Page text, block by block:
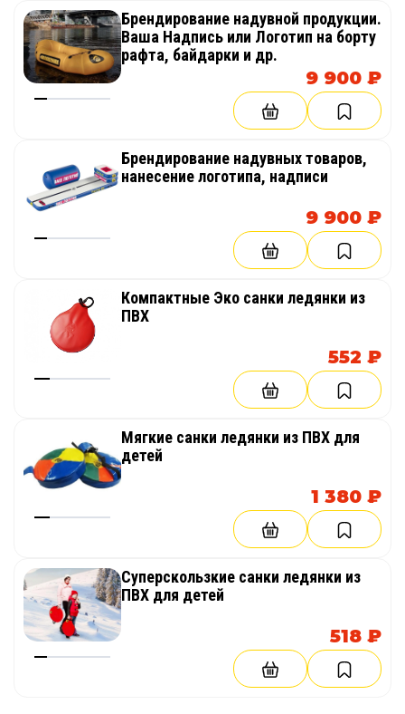
Брендирование надувной продукции.
Ваша Надпись или Логотип на борту
рафта, байдарки и др.
9 900 ₽
Брендирование надувных товаров,
нанесение логотипа, надписи
9 900 ₽
Компактные Эко санки ледянки из
ПВХ
552 ₽
Мягкие санки ледянки из ПВХ для
детей
1 380 ₽
Суперскользкие санки ледянки из
ПВХ для детей
518 ₽